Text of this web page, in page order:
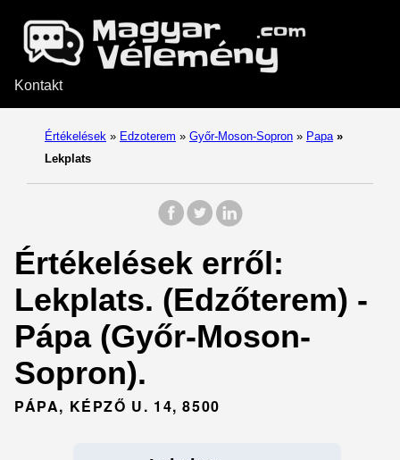
Kontakt
Értékelések » Edzoterem » Győr-Moson-Sopron » Papa »
Lekplats
Értékelések erről:
Lekplats. (Edzőterem) -
Pápa (Győr-Moson-
Sopron).
PÁPA, KÉPZŐ U. 14, 8500